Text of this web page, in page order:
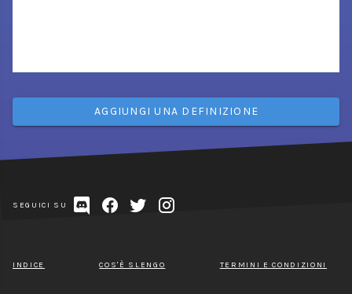
AGGIUNGI UNA DEFINIZIONE
SEGUICI SU
INDICE COS'È SLENGO TERMINI E CONDIZIONI